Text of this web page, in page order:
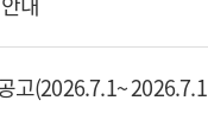
고(2026.7.1~ 2026.7.1